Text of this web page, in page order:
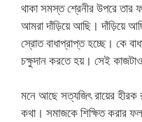
থাকা সমস্ত শ্রেনীর উপরে তার
আমরা দাঁড়িয়ে আছি। দাঁড়িয়ে
স্রোত বাধাপ্রাপ্ত হচ্ছে। কে
চক্ষুদান করতে হয়। সেই
মনে আছে সত্যজিৎ রায়ের হীরক
কথা। সমাজকে শিক্ষিত করার